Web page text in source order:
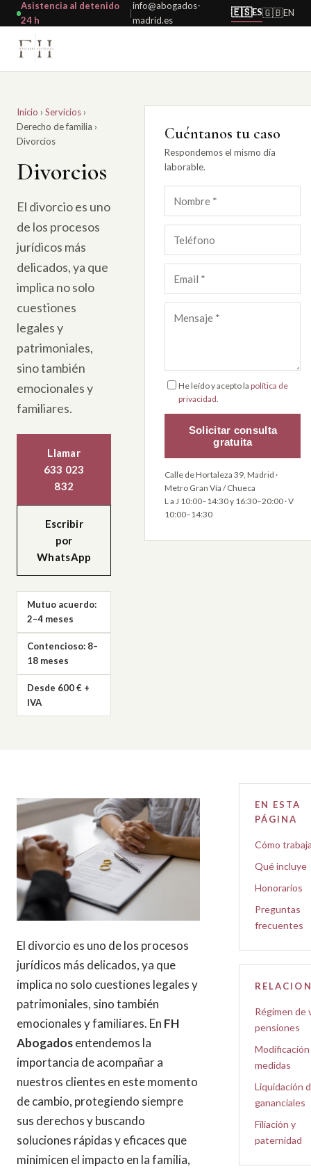
Asistencia al detenido
24 h
|
info@abogados-
madrid.es
🇪🇸ES🇬🇧EN
Inicio › Servicios ›
Derecho de familia ›
Divorcios
Divorcios
El divorcio es uno
de los procesos
jurídicos más
delicados, ya que
implica no solo
cuestiones
legales y
patrimoniales,
sino también
emocionales y
familiares.
Llamar
633 023
832
Escribir
por
WhatsApp
Mutuo acuerdo:
2–4 meses
Contencioso: 8–
18 meses
Desde 600 € +
IVA
Cuéntanos tu caso
Respondemos el mismo día
laborable.
He leído y acepto lapolítica de
privacidad.
Solicitar consulta
gratuita
Calle de Hortaleza 39, Madrid ·
Metro Gran Vía / Chueca
L a J 10:00–14:30 y 16:30–20:00 · V
10:00–14:30
El divorcio es uno de los procesos
jurídicos más delicados, ya que
implica no solo cuestiones legales y
patrimoniales, sino también
emocionales y familiares. En FH
Abogadosentendemos la
importancia de acompañar a
nuestros clientes en este momento
de cambio, protegiendo siempre
sus derechos y buscando
soluciones rápidas y eficaces que
minimicen el impacto en la familia,
EN ESTA
PÁGINA
Cómo
Qué incluye
Honorarios
Preguntas
frecuentes
Régimen de
pensiones
medidas
Liquidación
gananciales
Filiación y
paternidad